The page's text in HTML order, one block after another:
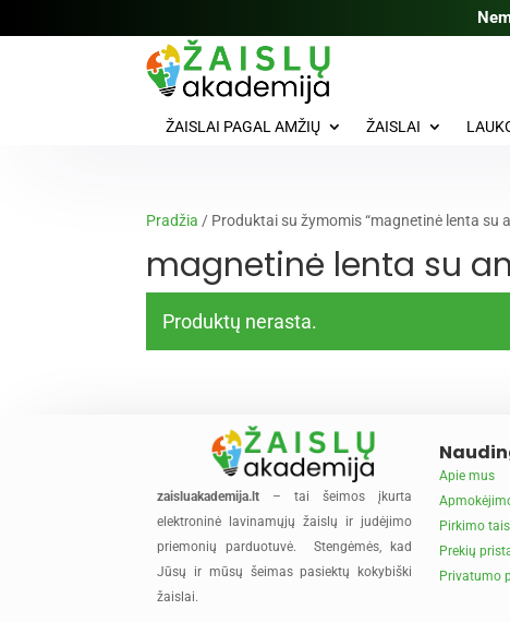
ŽAISLAI PAGAL AMŽIŲ ŽAISLAI
Pradžia / Produktai su žymomis “magnetinė lenta su
magnetinė lenta su
Produktų nerasta.
zaisluakademija.lt – tai šeimos įkurta
elektroninė lavinamųjų žaislų ir judėjimo
priemonių parduotuvė. Stengėmės, kad
Jūsų ir mūsų šeimas pasiektų kokybiški
žaislai.
Apie mus
Pirkimo
Prekių
Privatumo